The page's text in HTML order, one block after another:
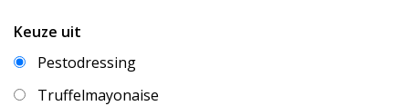
Keuze uit
Pestodressing
Truffelmayonaise